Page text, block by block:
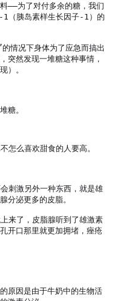
——为了对付多余的糖，我们
（胰岛素样生长因子-1）的
情况下身体为了应急而搞出
突然发现一堆糖这种事情，
）。
糖。
怎么喜欢甜食的人要高。
刺激另外一种东西，就是雄
分泌更多的皮脂。
来了，皮脂腺听到了雄激素
开口那里就更加拥堵，痤疮
原因是由于牛奶中的生物活